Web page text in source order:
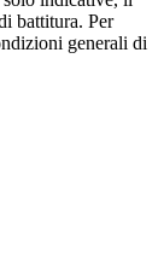
battitura. Per
generali di